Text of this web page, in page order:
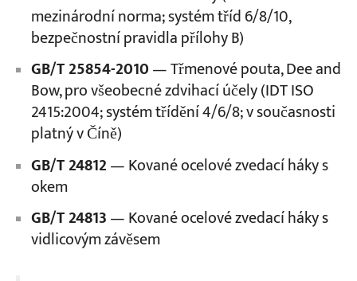
mezinárodní norma; systém tříd 6/8/10,
bezpečnostní pravidla přílohy B)
GB/T 25854-2010— Třmenové pouta, Dee and
Bow, pro všeobecné zdvihací účely (IDT ISO
2415:2004; systém třídění 4/6/8; v současnosti
platný v Číně)
GB/T 24812— Kované ocelové zvedací háky s
okem
GB/T 24813— Kované ocelové zvedací háky s
vidlicovým závěsem